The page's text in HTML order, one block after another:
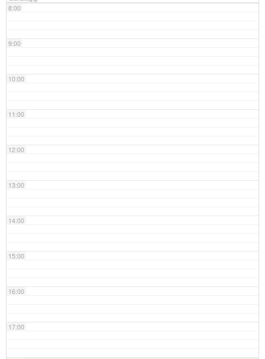
8:00
9:00
10:00
11:00
12:00
13:00
14:00
15:00
16:00
17:00